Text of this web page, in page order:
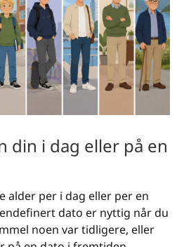
din i dag eller på en
alder per i dag eller per en
dato er nyttig når du
noen var tidligere, eller